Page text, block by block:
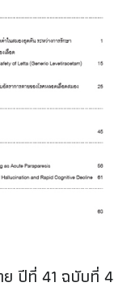
ย ปีที่ 41 ฉบับที่ 4